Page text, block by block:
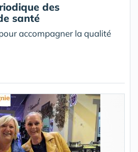
des
santé
accompagner la qualité